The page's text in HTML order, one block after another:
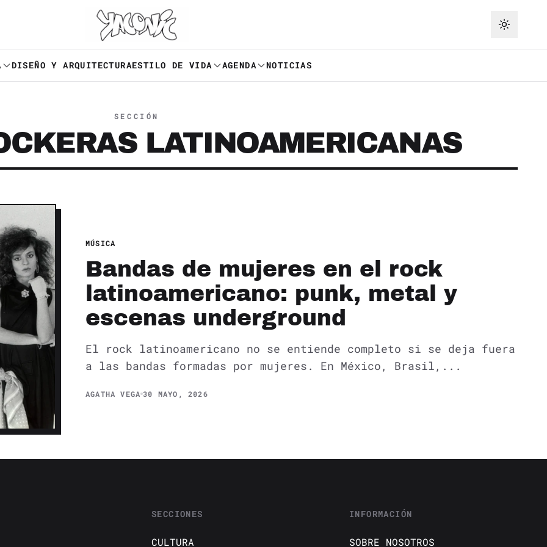
DISEÑO Y ARQUITECTURAESTILO DE VIDA AGENDA NOTICIAS
SECCIÓN
LATINOAMERICANAS
MÚSICA
Bandas de mujeres en el rock
latinoamericano: punk, metal y
escenas underground
El rock latinoamericano no se entiende completo si se deja fuera
a las bandas formadas por mujeres. En México, Brasil,...
AGATHA VEGA 30 MAYO, 2026
SECCIONES
CULTURA
INFORMACIÓN
SOBRE NOSOTROS